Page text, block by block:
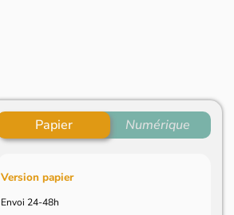
Papier Numérique
Version papier
Envoi 24-48h